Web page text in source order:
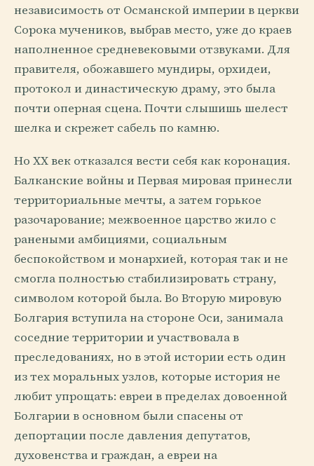
независимость от Османской империи в церкви
Сорока мучеников, выбрав место, уже до краев
наполненное средневековыми отзвуками. Для
правителя, обожавшего мундиры, орхидеи,
протокол и династическую драму, это была
почти оперная сцена. Почти слышишь шелест
шелка и скрежет сабель по камню.
Но XX век отказался вести себя как коронация.
Балканские войны и Первая мировая принесли
территориальные мечты, а затем горькое
разочарование; межвоенное царство жило с
ранеными амбициями, социальным
беспокойством и монархией, которая так и не
смогла полностью стабилизировать страну,
символом которой была. Во Вторую мировую
Болгария вступила на стороне Оси, занимала
соседние территории и участвовала в
преследованиях, но в этой истории есть один
из тех моральных узлов, которые история не
любит упрощать: евреи в пределах довоенной
Болгарии в основном были спасены от
депортации после давления депутатов,
духовенства и граждан, а евреи на